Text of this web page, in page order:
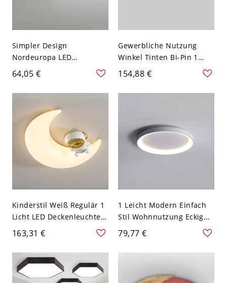
Simpler Design
Nordeuropa LED
Deckenlampe Sechseck
Metall Schirm 1-Licht
Deckenleuchte - Weiß
Weißlicht
64,05 €
Gewerbliche Nutzung
Winkel Tinten Bi-Pin 1
Licht Modern Einfacher
Stil Eisen Deckenlampe,
110V-120V
154,88 €
Kinderstil Weiß Regulär 1
Licht LED Deckenleuchte
mit PMMA-Schirm, 110V-
120V, Mond
163,31 €
1 Leicht Modern Einfach
Stil Wohnnutzung Eckig
Kreide Polymerisiert
Material Flach Montiert
Deckenleuchte, 110V-120V,
79,77 €